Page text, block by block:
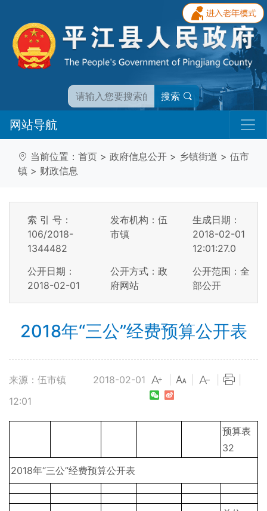
搜索
网站导航
当前位置： 首页 > 政府信息公开 > 乡镇街道 > 伍市
镇 > 财政信息
索 引 号：
106/2018-
1344482
发布机构：伍
市镇
生成日期：
2018-02-01
12:01:27.0
公开日期：
2018-02-01
公开方式：政
府网站
公开范围：全
部公开
2018年“三公”经费预算公开表
来源：伍市镇
2018-02-01
12:01
预算表
32
2018年“三公”经费预算公开表